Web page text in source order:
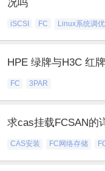
况吗
iSCSI FC Linux系统调优
HPE 绿牌与H3C 红
FC 3PAR
求cas挂载FCSAN的
CAS安装 FC网络存储